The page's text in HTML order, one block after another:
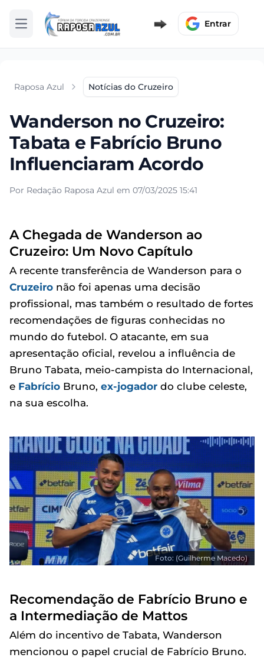
Abrir menu Entrar
Raposa Azul Notícias do Cruzeiro
Wanderson no Cruzeiro:
Tabata e Fabrício Bruno
Influenciaram Acordo
Por Redação Raposa Azul em 07/03/2025 15:41
A Chegada de Wanderson ao
Cruzeiro: Um Novo Capítulo
A recente transferência de Wanderson para o
Cruzeiro não foi apenas uma decisão
profissional, mas também o resultado de fortes
recomendações de figuras conhecidas no
mundo do futebol. O atacante, em sua
apresentação oficial, revelou a influência de
Bruno Tabata, meio-campista do Internacional,
e Fabrício Bruno, ex-jogador do clube celeste,
na sua escolha.
Foto: (Guilherme Macedo)
Recomendação de Fabrício Bruno e
a Intermediação de Mattos
Além do incentivo de Tabata, Wanderson
mencionou o papel crucial de Fabrício Bruno.